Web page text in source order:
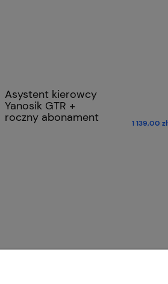
Asystent kierowcy
Yanosik GTR +
roczny abonament 1 139,00 zł